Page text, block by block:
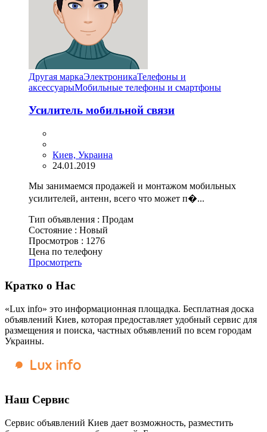
Другая маркаЭлектроникаТелефоны и
аксессуарыМобильные телефоны и смартфоны
Усилитель мобильной связи
Киев, Украина
24.01.2019
Мы занимаемся продажей и монтажом мобильных
усилителей, антенн, всего что может п�...
Тип объявления : Продам
Состояние : Новый
Просмотров : 1276
Цена по телефону
Просмотреть
Кратко о Нас
«Lux info» это информационная площадка. Бесплатная доска
объявлений Киев, которая предоставляет удобный сервис для
размещения и поиска, частных объявлений по всем городам
Украины.
Наш Сервис
Сервис объявлений Киев дает возможность, разместить